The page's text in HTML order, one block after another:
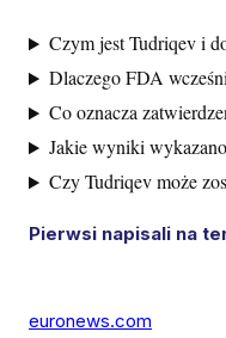
Czym jest Tudriqev i
Dlaczego FDA
Co oznacza
Jakie wyniki
Czy Tudriqev może
Pierwsi napisali na
euronews.com